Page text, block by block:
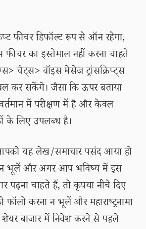
फीचर डिफॉल्ट रूप से ऑन रहेगा,
का इस्तेमाल नहीं करना चाहते
चैट्स> वॉइस मेसेज ट्रांसक्रिप्ट्स
कर सकेंगे। जैसा कि ऊपर बताया
में परीक्षण में है और केवल
के लिए उपलब्ध है।
यह लेख/समाचार पसंद आया हो
न भूलें और अगर आप भविष्य में इस
चाहते हैं, तो कृपया नीचे दिए
करना न भूलें और महाराष्ट्रनामा
बाजार में निवेश करने से पहले